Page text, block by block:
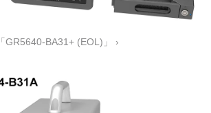
「GR5640-BA31+ (EOL)」 ›